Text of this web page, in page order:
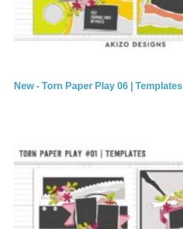
New - Torn Paper Play 06 | Templates